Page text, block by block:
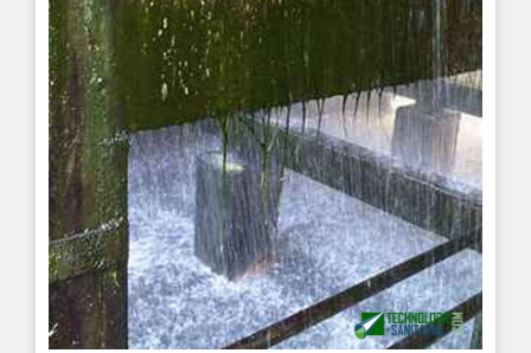
wodoszczelna za...
DS-15 (SUPERFLOC) 1 litr/dm3
ŚRODEK CZYSZCZĄCY DO INSTALACJI
CENTRALNEGO OGRZEWANIA, CHŁODNICT...
BacterioActive DOR
BacterioActive DOR płynny środek do degradacji
odpadów roś...
MAXURETHANE
Żywica poliuretanowa do izolacji oczyszczalni
ścieków i zbiornikó...